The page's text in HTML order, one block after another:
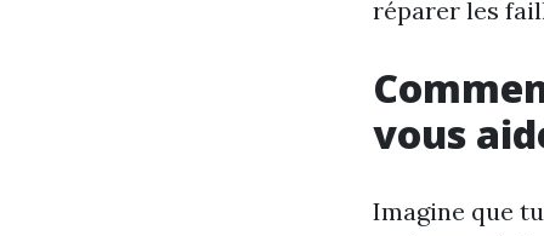
réparer les
vous
Imagine que